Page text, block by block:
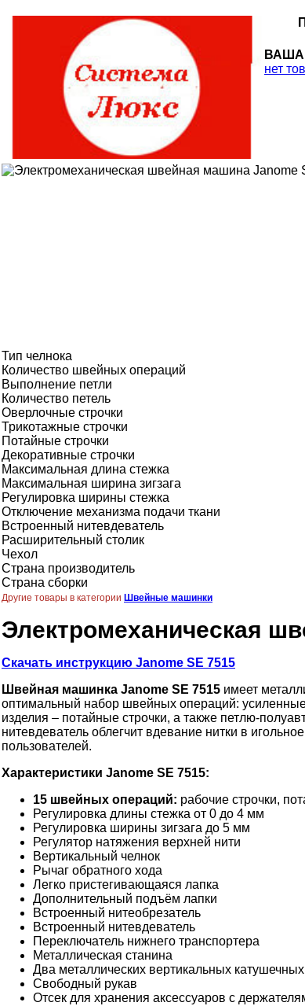
ВАША
нет
Тип челнока
Количество швейных операций
Выполнение петли
Количество петель
Оверлочные строчки
Трикотажные строчки
Потайные строчки
Декоративные строчки
Максимальная длина стежка
Максимальная ширина зигзага
Регулировка ширины стежка
Отключение механизма подачи ткани
Встроенный нитевдеватель
Расширительный столик
Чехол
Страна производитель
Страна сборки
Другие товары в категории Швейные машинки
Электромеханическая
Скачать инструкцию Janome SE 7515
Швейная машинка Janome SE 7515 имеет
оптимальный набор швейных операций: усиленные
изделия – потайные строчки, а также петлю-
нитевдеватель облегчит вдевание нитки в
пользователей.
Характеристики Janome SE 7515:
15 швейных операций: рабочие строчки,
Регулировка длины стежка от 0 до 4 мм
Регулировка ширины зигзага до 5 мм
Регулятор натяжения верхней нити
Вертикальный челнок
Рычаг обратного хода
Легко пристегивающаяся лапка
Дополнительный подъём лапки
Встроенный нитеобрезатель
Встроенный нитевдеватель
Переключатель нижнего транспортера
Металлическая станина
Два металлических вертикальных
Свободный рукав
Отсек для хранения аксессуаров с